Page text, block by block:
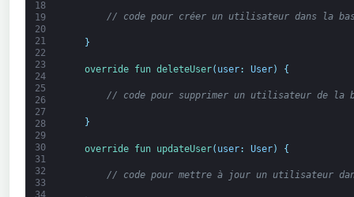
18
19
20
21
22
23
24
25
26
27
28
29
30
31
32
33
34
// code pour créer un utilisateur dans la
}
override fun deleteUser( user: User) {
// code pour supprimer un utilisateur de la
}
override fun updateUser( user: User) {
// code pour mettre à jour un utilisateur